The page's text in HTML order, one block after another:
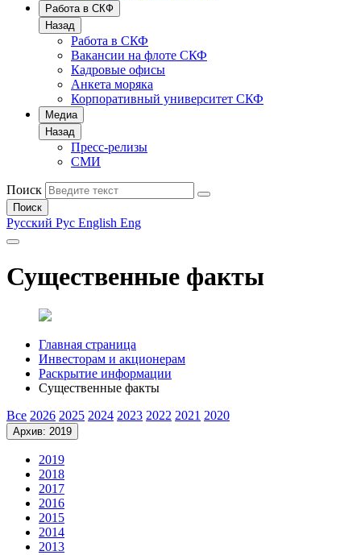
Работа в СКФ
Назад
Работа в СКФ
Вакансии на флоте СКФ
Кадровые офисы
Анкета моряка
Корпоративный университет СКФ
Медиа
Назад
Пресс-релизы
СМИ
Поиск
Поиск
Русский Рус English Eng
Существенные факты
Главная страница
Инвесторам и акционерам
Раскрытие информации
Существенные факты
Все 2026 2025 2024 2023 2022 2021 2020
Архив: 2019
2019
2018
2017
2016
2015
2014
2013